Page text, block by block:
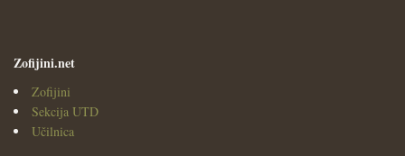
Zofijini.net
Zofijini
Sekcija UTD
Učilnica